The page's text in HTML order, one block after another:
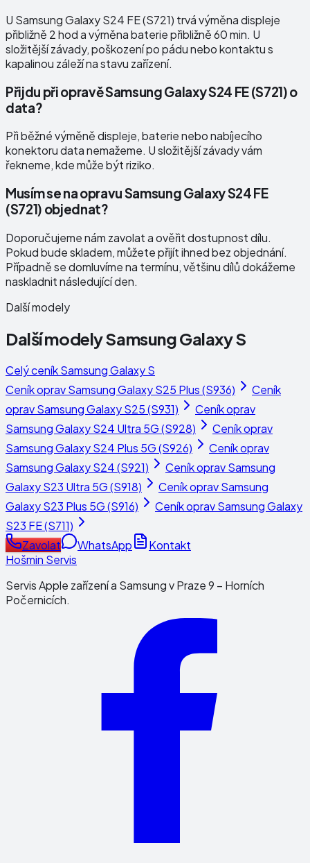
U Samsung Galaxy S24 FE (S721) trvá výměna displeje
přibližně 2 hod a výměna baterie přibližně 60 min. U
složitější závady, poškození po pádu nebo kontaktu s
kapalinou záleží na stavu zařízení.
Přijdu při opravě Samsung Galaxy S24 FE (S721) o
data?
Při běžné výměně displeje, baterie nebo nabíjecího
konektoru data nemažeme. U složitější závady vám
řekneme, kde může být riziko.
Musím se na opravu Samsung Galaxy S24 FE
(S721) objednat?
Doporučujeme nám zavolat a ověřit dostupnost dílu.
Pokud bude skladem, můžete přijít ihned bez objednání.
Případně se domluvíme na termínu, většinu dílů dokážeme
naskladnit následující den.
Další modely
Další modelySamsung Galaxy S
Celý ceníkSamsung Galaxy S
Ceník opravSamsung Galaxy S25 Plus (S936)
Ceník
opravSamsung Galaxy S25 (S931)
Ceník oprav
Samsung Galaxy S24 Ultra 5G (S928)
Ceník oprav
Samsung Galaxy S24 Plus 5G (S926)
Ceník oprav
Samsung Galaxy S24 (S921)
Ceník opravSamsung
Galaxy S23 Ultra 5G (S918)
Ceník opravSamsung
Galaxy S23 Plus 5G (S916)
Ceník opravSamsung Galaxy
S23 FE (S711)
Zavolat
WhatsApp
Kontakt
Hošmin Servis
Servis Apple zařízení a Samsung v Praze 9 – Horních
Počernicích.